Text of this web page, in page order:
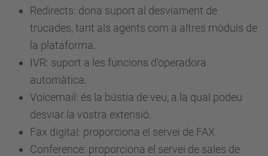
Redirects: dona suport al desviament de
trucades, tant als agents com a altres mòduls de
la plataforma.
IVR: suport a les funcions d'operadora
automàtica.
Voicemail: és la bústia de veu, a la qual podeu
desviar la vostra extensió.
Fax digital: proporciona el servei de FAX.
Conference: proporciona el servei de sales de